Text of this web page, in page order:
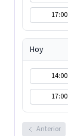
17:00
Hoy
14:00
17:00
Anterior